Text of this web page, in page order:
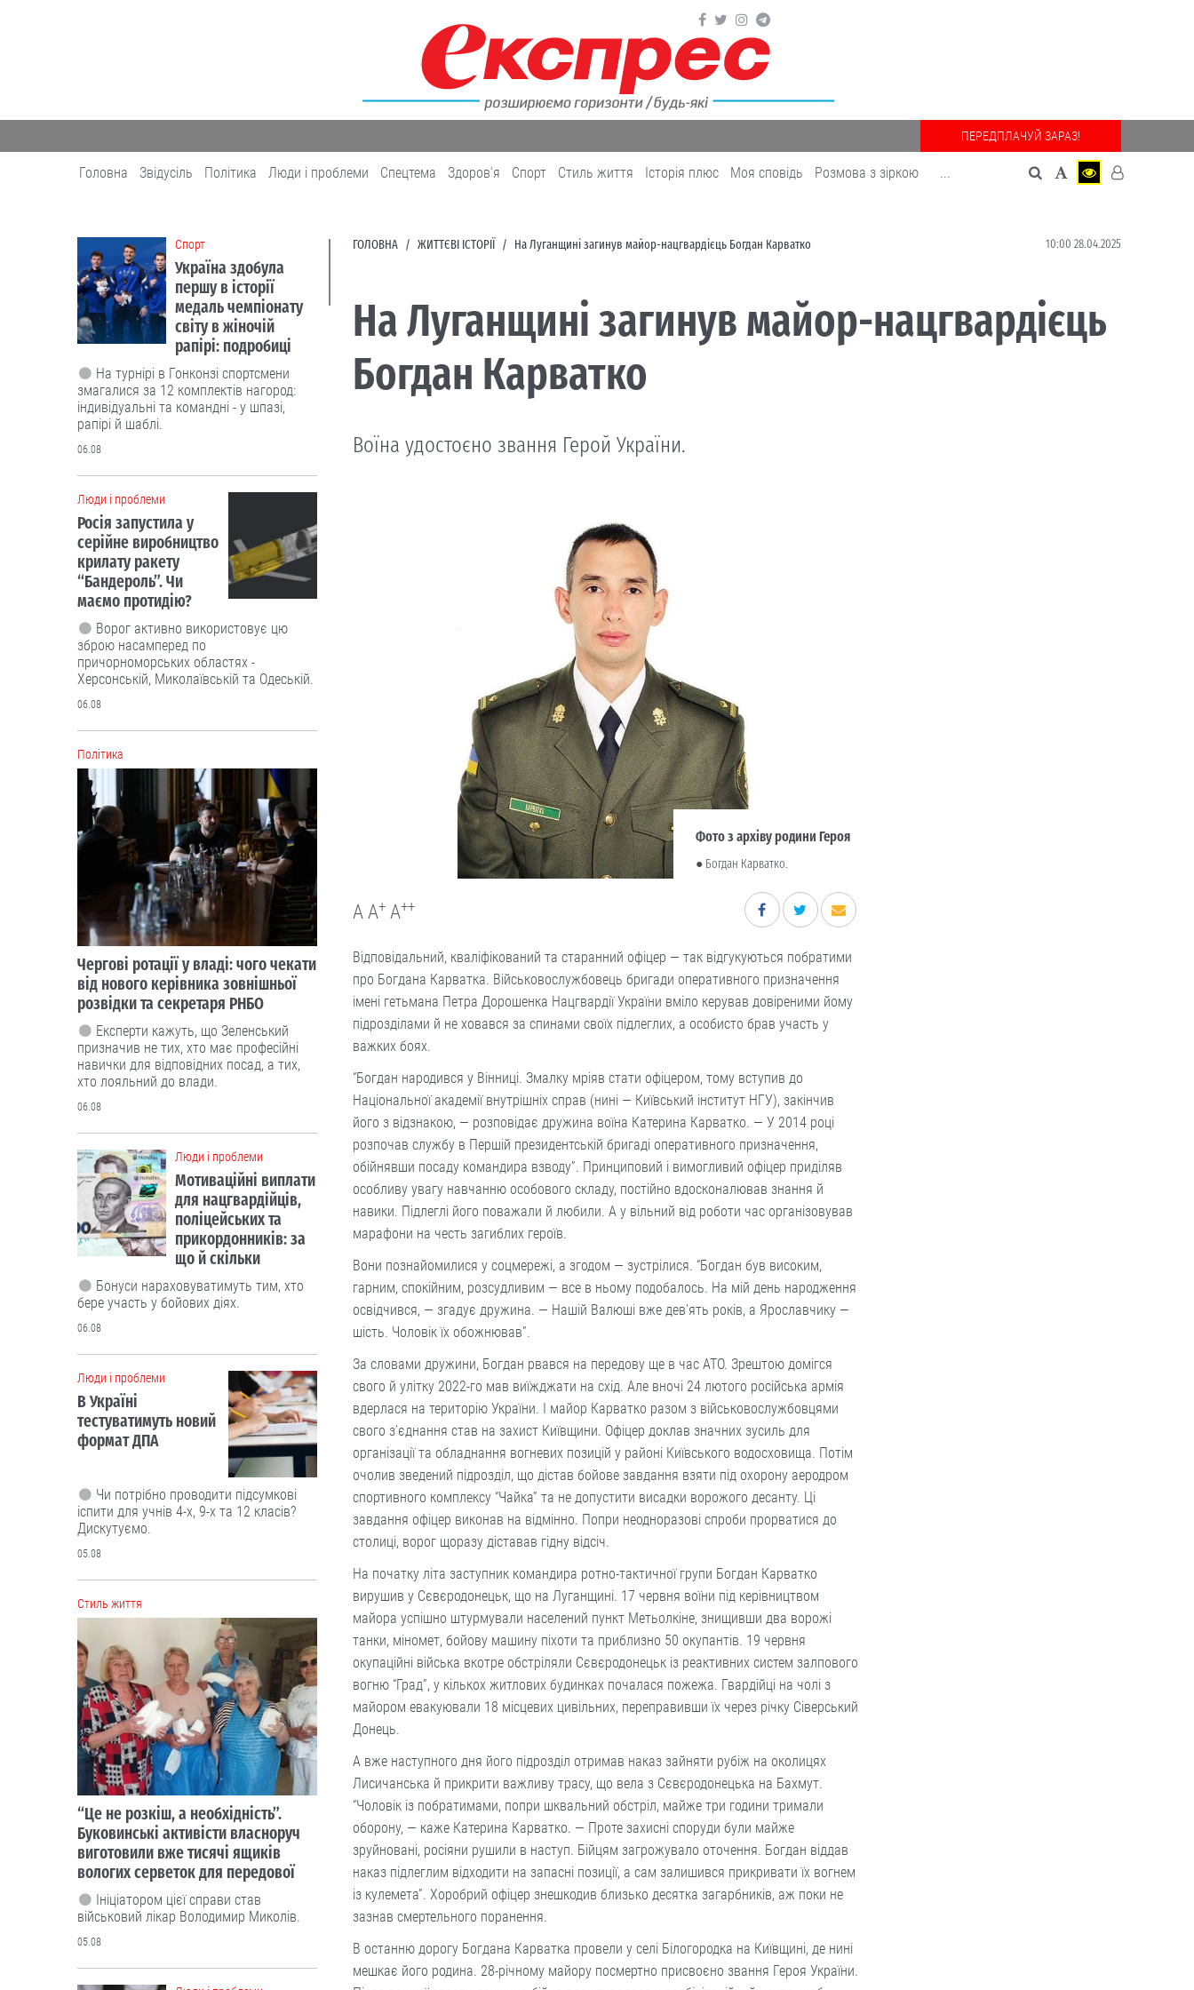
ПЕРЕДПЛАЧУЙ ЗАРАЗ!
Головна Звідусіль Політика Люди і проблеми Спецтема Здоров'я Cпорт Cтиль життя Історія плюс Моя сповідь Розмова з зіркою ...
ГОЛОВНА ЖИТТЄВІ ІСТОРІЇ На Луганщині загинув майор-нацгвардієць Богдан Карватко 10:00 28.04.2025
На Луганщині загинув майор-нацгвардієць
Богдан Карватко
Воїна удостоєно звання Герой України.
Фото з архіву родини Героя
● Богдан Карватко.
A A+ A++
Відповідальний, кваліфікований та старанний офіцер — так відгукуються побратими
про Богдана Карватка. Військовослужбовець бригади оперативного призначення
імені гетьмана Петра Дорошенка Нацгвардії України вміло керував довіреними йому
підрозділами й не ховався за спинами своїх підлеглих, а особисто брав участь у
важких боях.
“Богдан народився у Вінниці. Змалку мріяв стати офіцером, тому вступив до
Національної академії внутрішніх справ (нині — Київський інститут НГУ), закінчив
його з відзнакою, — розповідає дружина воїна Катерина Карватко. — У 2014 році
розпочав службу в Першій президентській бригаді оперативного призначення,
обійнявши посаду командира взводу”. Принциповий і вимогливий офіцер приділяв
особливу увагу навчанню особового складу, постійно вдосконалював знання й
навики. Підлеглі його поважали й любили. А у вільний від роботи час організовував
марафони на честь загиблих героїв.
Вони познайомилися у соц­мережі, а згодом — зустрілися. “Богдан був високим,
гарним, спокійним, розсудливим — все в ньому подобалось. На мій день народження
освідчився, — згадує дружина. — Нашій Валюші вже дев’ять років, а Ярославчику —
шість. Чоловік їх обожнював”.
За словами дружини, Богдан рвався на передову ще в час АТО. Зрештою домігся
свого й улітку 2022-го мав виїжджати на схід. Але вночі 24 лютого російська армія
вдерлася на територію України. І майор Карватко разом з військовослужбовцями
свого з’єднання став на захист Київщини. Офіцер доклав значних зусиль для
організації та обладнання вогневих позицій у районі Київського водосховища. Потім
очолив зведений підрозділ, що дістав бойове завдання взяти під охорону аеродром
спортивного комплексу “Чайка” та не допустити висадки ворожого десанту. Ці
завдання офіцер виконав на відмінно. Попри не­одноразові спроби прорватися до
столиці, ворог щоразу діставав гідну відсіч.
На початку літа заступник командира ротно-тактичної групи Богдан Карватко
вирушив у Сєвєродонецьк, що на Луганщині. 17 червня воїни під керівництвом
майора успішно штурмували населений пункт Метьолкіне, знищивши два ворожі
танки, міномет, бойову машину піхоти та приблизно 50 окупантів. 19 червня
окупаційні війська вкотре обстріляли Сєвєродонецьк із реактивних систем залпового
вогню “Град”, у кількох житлових будинках почалася пожежа. Гвардійці на чолі з
майором евакуювали 18 місцевих цивільних, переправивши їх через річку Сіверський
Донець.
А вже наступного дня його підрозділ отримав наказ зай­няти рубіж на околицях
Лисичанська й прикрити важливу трасу, що вела з Сєвєродонецька на Бахмут.
“Чоловік із побратимами, попри шквальний обстріл, майже три години тримали
оборону, — каже Катерина Карватко. — Проте захисні споруди були майже
зруйновані, росіяни рушили в наступ. Бійцям загрожувало оточення. Богдан віддав
наказ підлеглим відходити на запасні позиції, а сам залишився прикривати їх вогнем
із кулемета”. Хоробрий офіцер знешкодив близько десятка загарбників, аж поки не
зазнав смертельного поранення.
В останню дорогу Богдана Карватка провели у селі Білогородка на Київщині, де нині
мешкає його родина. 28-річному майору посмертно присвоєно звання Героя України.
Cпорт
Україна здобула
першу в історії
медаль чемпіонату
світу в жіночій
рапірі: подробиці
На турнірі в Гонконзі спортсмени
змагалися за 12 комплектів нагород:
індивідуальні та командні - у шпазі,
рапірі й шаблі.
06.08
Люди і проблеми
Росія запустила у
серійне виробництво
крилату ракету
“Бандероль”. Чи
маємо протидію?
Ворог активно використовує цю
зброю насамперед по
причорноморських областях -
Херсонській, Миколаївській та Одеській.
06.08
Політика
Чергові ротації у владі: чого чекати
від нового керівника зовнішньої
розвідки та секретаря РНБО
Експерти кажуть, що Зеленський
призначив не тих, хто має професійні
навички для відповідних посад, а тих,
хто лояльний до влади.
06.08
Люди і проблеми
Мотиваційні виплати
для нацгвардійців,
поліцейських та
прикордонників: за
що й скільки
Бонуси нараховуватимуть тим, хто
бере участь у бойових діях.
06.08
Люди і проблеми
В Україні
тестуватимуть новий
формат ДПА
Чи потрібно проводити підсумкові
іспити для учнів 4-х, 9-х та 12 класів?
Дискутуємо.
05.08
Cтиль життя
“Це не розкіш, а необхідність”.
Буковинські активісти власноруч
виготовили вже тисячі ящиків
вологих серветок для передової
Ініціатором цієї справи став
військовий лікар Володимир Миколів.
05.08